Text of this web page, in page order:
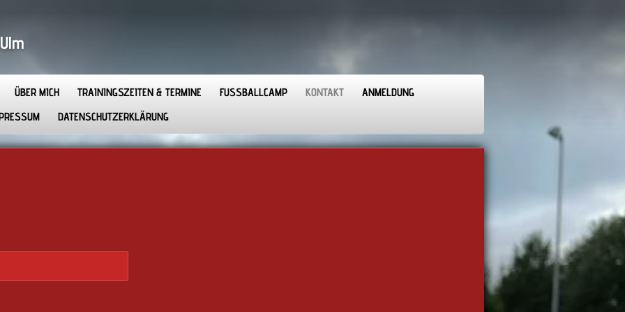
ÜBER MICH TRAININGSZEITEN & TERMINE FUSSBALLCAMP KONTAKT
ANMELDUNG
DATENSCHUTZERKLÄRUNG